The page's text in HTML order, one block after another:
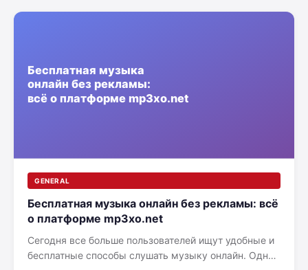
GENERAL
Бесплатная музыка онлайн без рекламы: всё
о платформе mp3xo.net
Сегодня все больше пользователей ищут удобные и
бесплатные способы слушать музыку онлайн. Одной